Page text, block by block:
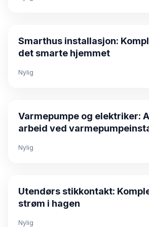
Smarthus installasjon:
det smarte hjemmet
Nylig
Varmepumpe og elektriker:
arbeid ved
Nylig
Utendørs stikkontakt:
strøm i hagen
Nylig